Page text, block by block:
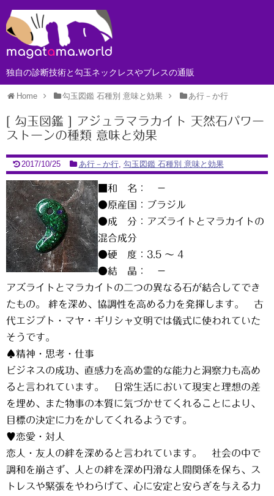
独自の診断技術と勾玉ネックレスやブレスの通販
Home 勾玉図鑑 石種別 意味と効果 あ行－か行
[ 勾玉図鑑 ] アジュラマラカイト 天然石パワー
ストーンの種類 意味と効果
2017/10/25 あ行－か行, 勾玉図鑑 石種別 意味と効果
■和 名： －
●原産国：ブラジル
●成 分：アズライトとマラカイトの
混合成分
●硬 度：3.5 ～ 4
●結 晶： －
アズライトとマラカイトの二つの異なる石が結合してでき
たもの。 絆を深め、協調性を高める力を発揮します。 古
代エジプト・マヤ・ギリシャ文明では儀式に使われていた
そうです。
♠精神・思考・仕事
ビジネスの成功、直感力を高め霊的な能力と洞察力も高め
ると言われています。 日常生活において現実と理想の差
を埋め、また物事の本質に気づかせてくれることにより、
目標の決定に力をかしてくれるようです。
♥恋愛・対人
恋人・友人の絆を深めると言われています。 社会の中で
調和を崩さず、人との絆を深め円滑な人間関係を保ち、ス
トレスや緊張をやわらげて、心に安定と安らぎを与える力